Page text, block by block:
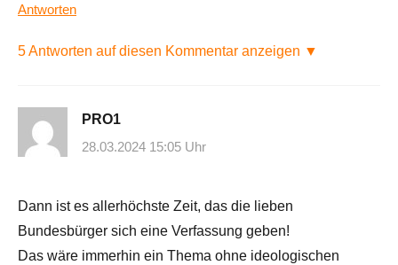
Antworten
5 Antworten auf diesen Kommentar anzeigen ▼
PRO1
28.03.2024 15:05 Uhr
Dann ist es allerhöchste Zeit, das die lieben
Bundesbürger sich eine Verfassung geben!
Das wäre immerhin ein Thema ohne ideologischen